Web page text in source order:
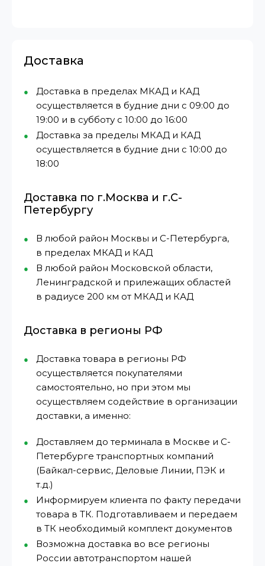
Доставка
Доставка в пределах МКАД и КАД
осуществляется в будние дни с 09:00 до
19:00 и в субботу с 10:00 до 16:00
Доставка за пределы МКАД и КАД
осуществляется в будние дни с 10:00 до
18:00
Доставка по г.Москва и г.С-
Петербургу
В любой район Москвы и С-Петербурга,
в пределах МКАД и КАД
В любой район Московской области,
Ленинградской и прилежащих областей
в радиусе 200 км от МКАД и КАД
Доставка в регионы РФ
Доставка товара в регионы РФ
осуществляется покупателями
самостоятельно, но при этом мы
осуществляем содействие в организации
доставки, а именно:
Доставляем до терминала в Москве и С-
Петербурге транспортных компаний
(Байкал-сервис, Деловые Линии, ПЭК и
т.д.)
Информируем клиента по факту передачи
товара в ТК. Подготавливаем и передаем
в ТК необходимый комплект документов
Возможна доставка во все регионы
России автотранспортом нашей